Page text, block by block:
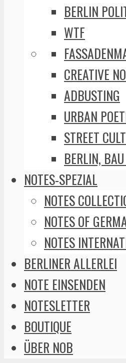
BERLIN
WTF
CREATIVE
ADBUSTING
URBAN
STREET
BERLIN,
NOTES-SPEZIAL
NOTES
NOTES OF
NOTES
BERLINER ALLERLEI
NOTE EINSENDEN
NOTESLETTER
BOUTIQUE
ÜBER NOB